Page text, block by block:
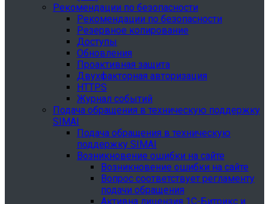
Рекомендации по безопасности
Рекомендации по безопасности
Резервное копирование
Доступы
Обновления
Проактивная защита
Двухфакторная авторизация
HTTPS
Журнал событий
Подача обращения в техническую поддержку
SIMAI
Подача обращения в техническую
поддержку SIMAI
Возникновение ошибки на сайте
Возникновение ошибки на сайте
Вопрос соответствует регламенту
подачи обращения
Активна лицензия 1С-Битрикс и